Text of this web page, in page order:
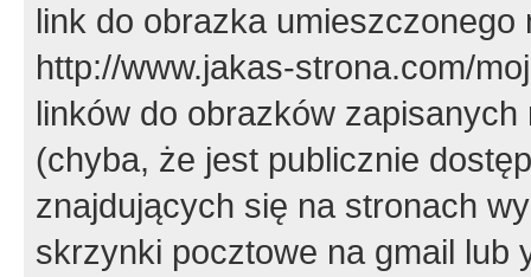
link do obrazka
http://www.jakas-strona.com/
linków do obrazków
(chyba, że jest publicznie
znajdujących się na stronach
skrzynki pocztowe na gmail lub